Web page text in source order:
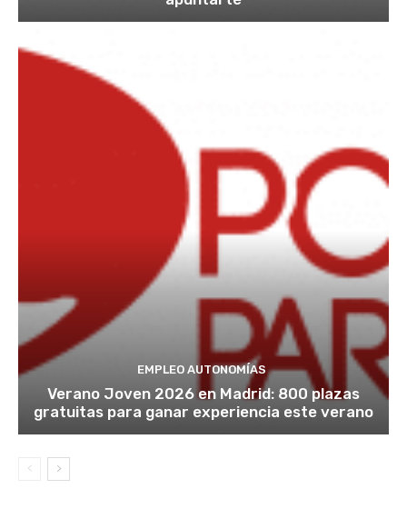
EMPLEO AUTONOMÍAS
Verano Joven 2026 en Madrid: 800 plazas
gratuitas para ganar experiencia este verano